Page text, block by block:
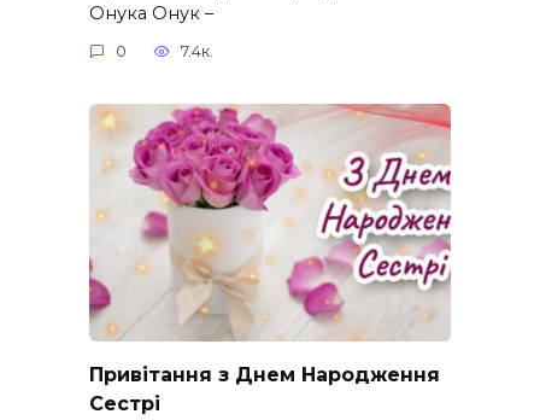
Онука Онук –
0 7.4к.
Привітання з Днем Народження
Сестрі